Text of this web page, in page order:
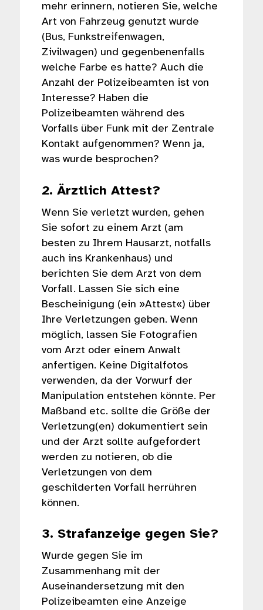
mehr erinnern, notieren Sie, welche
Art von Fahrzeug genutzt wurde
(Bus, Funkstreifenwagen,
Zivilwagen) und gegenbenenfalls
welche Farbe es hatte? Auch die
Anzahl der Polizeibeamten ist von
Interesse? Haben die
Polizeibeamten während des
Vorfalls über Funk mit der Zentrale
Kontakt aufgenommen? Wenn ja,
was wurde besprochen?
2. Ärztlich Attest?
Wenn Sie verletzt wurden, gehen
Sie sofort zu einem Arzt (am
besten zu Ihrem Hausarzt, notfalls
auch ins Krankenhaus) und
berichten Sie dem Arzt von dem
Vorfall. Lassen Sie sich eine
Bescheinigung (ein »Attest«) über
Ihre Verletzungen geben. Wenn
möglich, lassen Sie Fotografien
vom Arzt oder einem Anwalt
anfertigen. Keine Digitalfotos
verwenden, da der Vorwurf der
Manipulation entstehen könnte. Per
Maßband etc. sollte die Größe der
Verletzung(en) dokumentiert sein
und der Arzt sollte aufgefordert
werden zu notieren, ob die
Verletzungen von dem
geschilderten Vorfall herrühren
können.
3. Strafanzeige gegen Sie?
Wurde gegen Sie im
Zusammenhang mit der
Auseinandersetzung mit den
Polizeibeamten eine Anzeige